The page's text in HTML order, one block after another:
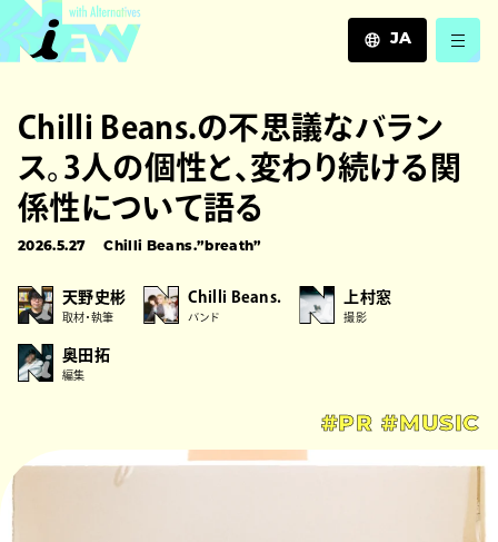
JA
EN
ZH
Chilli Beans.の不思議なバラン
ス。3人の個性と、変わり続ける関
係性について語る
2026.5.27 Chilli Beans.”breath”
天野史彬
取材・執筆
Chilli Beans.
バンド
上村窓
撮影
奥田拓
編集
#PR #MUSIC